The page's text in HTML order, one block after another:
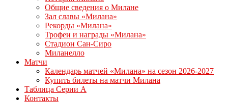
Общие сведения о Милане
Зал славы «Милана»
Рекорды «Милана»
Трофеи и награды «Милана»
Стадион Сан-Сиро
Миланелло
Матчи
Календарь матчей «Милана» на сезон 2026-2027
Купить билеты на матчи Милана
Таблица Серии А
Контакты